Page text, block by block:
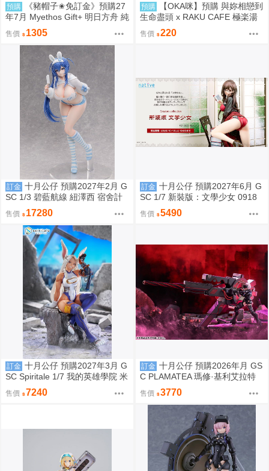
預購
《豬帽子✬免訂金》預購27
年7月 Myethos Gift+ 明日方舟 純
燼艾雅法拉 後來的故事Ver 1/8 1
011
售價 1305
預購
【OKA咪】預購 與妳相戀到
生命盡頭 x RAKU CAFE 極楽湯
極樂湯
售價 220
訂金 十月公仔 預購2027年2月 G
SC 1/3 碧藍航線 紐澤西 宿舍計
劃Ver 0918
售價 17280
訂金 十月公仔 預購2027年6月 G
SC 1/7 新裝版：文學少女 0918
售價 5490
訂金 十月公仔 預購2027年3月 G
SC Spiritale 1/7 我的英雄學院 米
爾科 Rabbit 0817
售價 7240
訂金 十月公仔 預購2026年月 GS
C PLAMATEA 瑪修·基利艾拉特
[奧特瑙斯] Black Barrel Edition
組裝模型 0924
售價 3770